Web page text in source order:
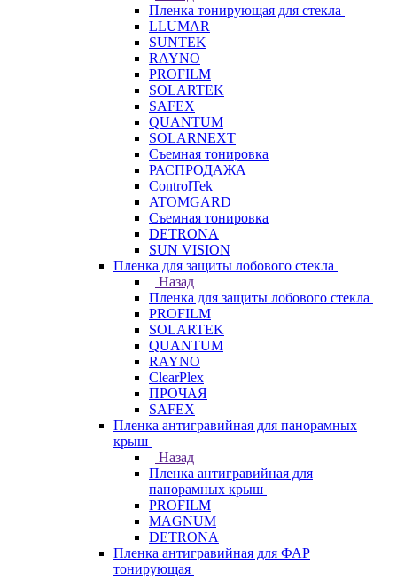
Пленка тонирующая для стекла
LLUMAR
SUNTEK
RAYNO
PROFILM
SOLARTEK
SAFEX
QUANTUM
SOLARNEXT
Съемная тонировка
РАСПРОДАЖА
ControlTek
ATOMGARD
Съемная тонировка
DETRONA
SUN VISION
Пленка для защиты лобового стекла
Назад
Пленка для защиты лобового стекла
PROFILM
SOLARTEK
QUANTUM
RAYNO
ClearPlex
ПРОЧАЯ
SAFEX
Пленка антигравийная для панорамных
крыш
Назад
Пленка антигравийная для
панорамных крыш
PROFILM
MAGNUM
DETRONA
Пленка антигравийная для ФАР
тонирующая